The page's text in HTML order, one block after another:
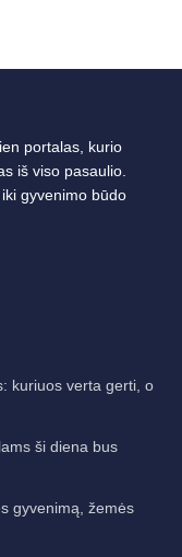
portalas, kurio
iš viso pasaulio.
gyvenimo būdo
kuriuos verta gerti, o
ši diena bus
gyvenimą, žemės